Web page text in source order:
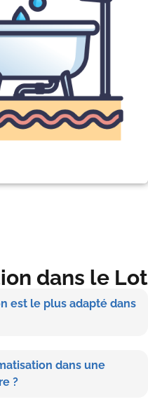
dans le Lot
est le plus adapté dans
dans une
?